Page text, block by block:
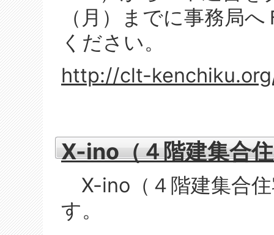
（月）までに事務局
ください。
http://clt-
X-ino（４階建集合
X-ino（４階建集合
す。